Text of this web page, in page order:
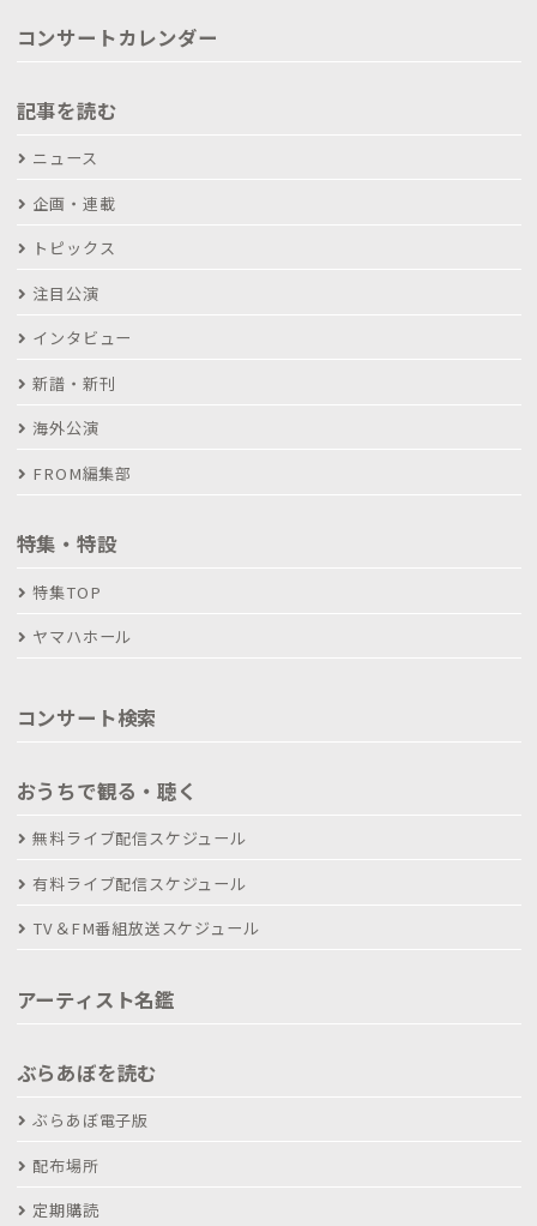
コンサートカレンダー
記事を読む
ニュース
企画・連載
トピックス
注目公演
インタビュー
新譜・新刊
海外公演
FROM編集部
特集・特設
特集TOP
ヤマハホール
コンサート検索
おうちで観る・聴く
無料ライブ配信スケジュール
有料ライブ配信スケジュール
TV＆FM番組放送スケジュール
アーティスト名鑑
ぶらあぼを読む
ぶらあぼ電子版
配布場所
定期購読